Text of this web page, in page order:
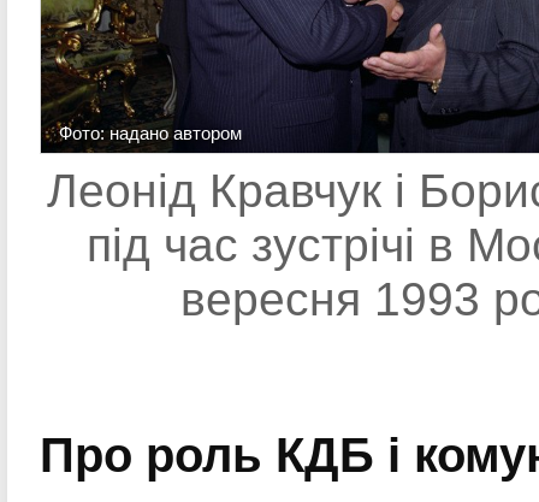
Фото: надано автором
Леонід Кравчук і
під час зустрічі в
вересня 1993
Про роль КДБ і